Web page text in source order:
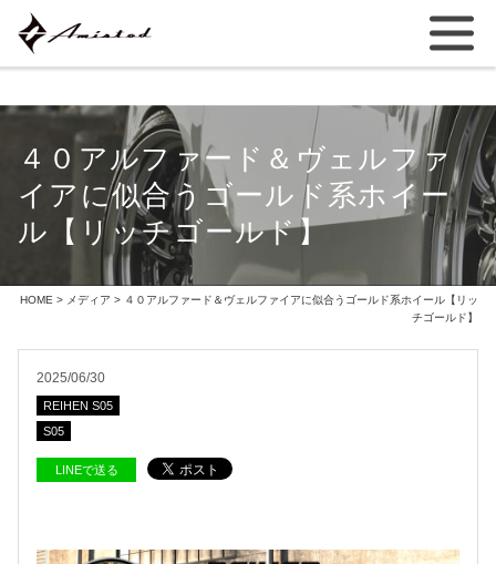
４０アルファード＆ヴェルファ
イアに似合うゴールド系ホイー
ル【リッチゴールド】
HOME > メディア > ４０アルファード＆ヴェルファイアに似合うゴールド系ホイール【リッ
チゴールド】
2025/06/30
REIHEN S05
S05
LINEで送る